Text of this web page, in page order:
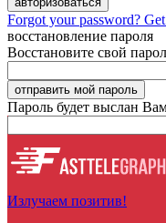
Forgot your password?
восстановление пароля
Восстановите свой
Пароль будет выслан
Излучаем позитив!